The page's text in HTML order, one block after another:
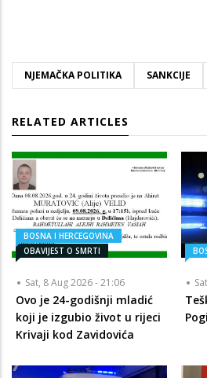
NJEMAČKA POLITIKA SANKCIJE
RELATED ARTICLES
BOSNA I HERCEGOVINA
OBAVIJEST O SMRTI
Sat, 8 Aug 2026 - 21:06
Ovo je 24-godišnji mladić
koji je izgubio život u rijeci
Krivaji kod Zavidovića